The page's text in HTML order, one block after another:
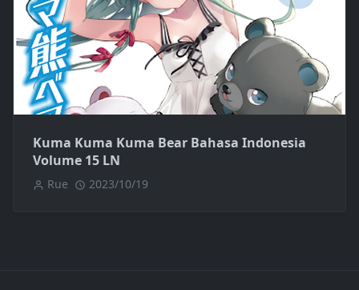
Kuma Kuma Kuma Bear Bahasa Indonesia
Volume 15 LN
Rue 2023/10/19